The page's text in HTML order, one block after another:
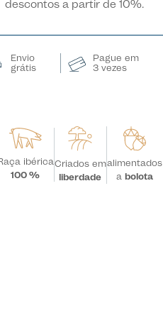
descontos a partir de 10%.
Envio
grátis
Pague em
3 vezes
ibérica
100 %
Criados em
liberdade
alimentados
a bolota